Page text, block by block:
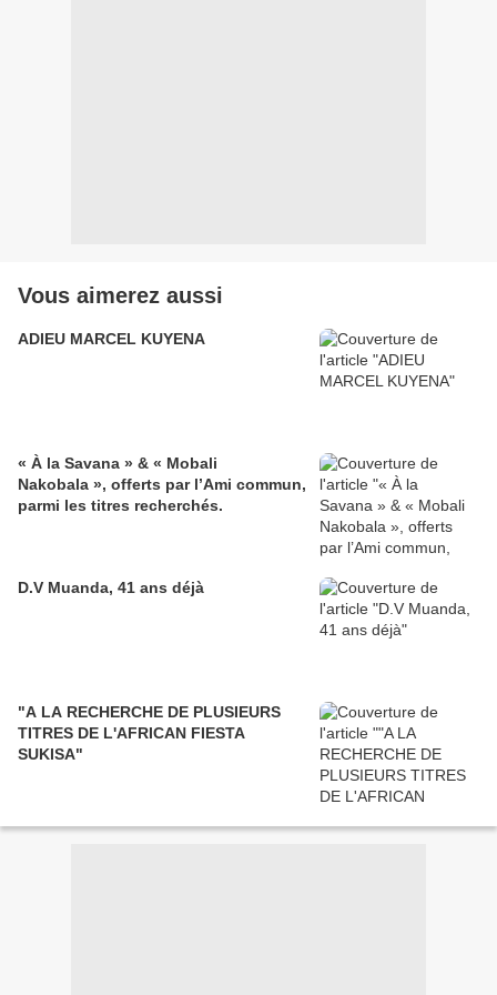
Vous aimerez aussi
ADIEU MARCEL KUYENA
« À la Savana » & « Mobali
Nakobala », offerts par l’Ami commun,
parmi les titres recherchés.
D.V Muanda, 41 ans déjà
"A LA RECHERCHE DE PLUSIEURS
TITRES DE L'AFRICAN FIESTA
SUKISA"